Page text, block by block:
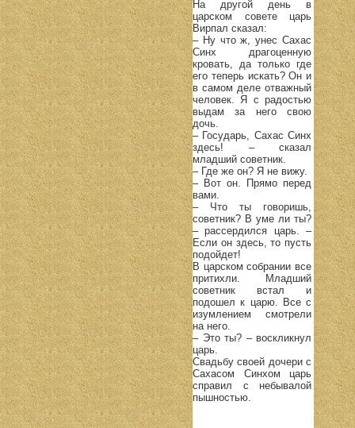
На другой день в
царском совете царь
Вирпал сказал:
– Ну что ж, унес Сахас
Синх драгоценную
кровать, да только где
его теперь искать? Он и
в самом деле отважный
человек. Я с радостью
выдам за него свою
дочь.
– Государь, Сахас Синх
здесь! – сказал
младший советник.
– Где же он? Я не вижу.
– Вот он. Прямо перед
вами.
– Что ты говоришь,
советник? В уме ли ты?
– рассердился царь. –
Если он здесь, то пусть
подойдет!
В царском собрании все
притихли. Младший
советник встал и
подошел к царю. Все с
изумлением смотрели
на него.
– Это ты? – воскликнул
царь.
Свадьбу своей дочери с
Сахасом Синхом царь
справил с небывалой
пышностью.